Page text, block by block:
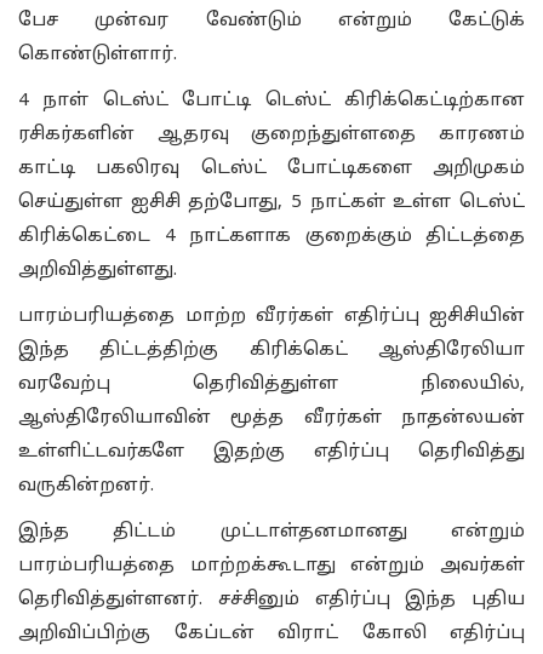
பேச முன்வர வேண்டும் என்றும் கேட்டுக்
கொண்டுள்ளார்.
4 நாள் டெஸ்ட் போட்டி டெஸ்ட் கிரிக்கெட்டிற்கான
ரசிகர்களின் ஆதரவு குறைந்துள்ளதை காரணம்
காட்டி பகலிரவு டெஸ்ட் போட்டிகளை அறிமுகம்
செய்துள்ள ஐசிசி தற்போது, 5 நாட்கள் உள்ள டெஸ்ட்
கிரிக்கெட்டை 4 நாட்களாக குறைக்கும் திட்டத்தை
அறிவித்துள்ளது.
பாரம்பரியத்தை மாற்ற வீரர்கள் எதிர்ப்பு ஐசிசியின்
இந்த திட்டத்திற்கு கிரிக்கெட் ஆஸ்திரேலியா
வரவேற்பு தெரிவித்துள்ள நிலையில்,
ஆஸ்திரேலியாவின் மூத்த வீரர்கள் நாதன்லயன்
உள்ளிட்டவர்களே இதற்கு எதிர்ப்பு தெரிவித்து
வருகின்றனர்.
இந்த திட்டம் முட்டாள்தனமானது என்றும்
பாரம்பரியத்தை மாற்றக்கூடாது என்றும் அவர்கள்
தெரிவித்துள்ளனர். சச்சினும் எதிர்ப்பு இந்த புதிய
அறிவிப்பிற்கு கேப்டன் விராட் கோலி எதிர்ப்பு